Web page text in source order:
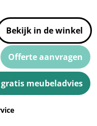
Bekijk in de winkel
Offerte aanvragen
gratis meubeladvies